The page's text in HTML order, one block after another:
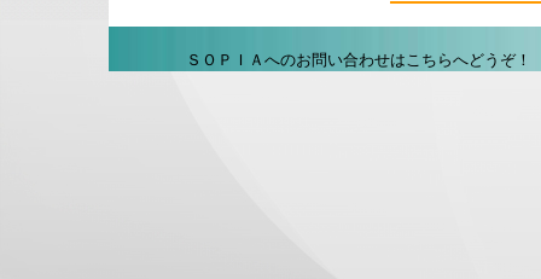
ＳＯＰＩＡへのお問い合わせはこちらへどうぞ！